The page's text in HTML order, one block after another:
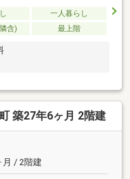
一人暮らし
含) 最上階
築27年6ヶ月 2階建
月 / 2階建